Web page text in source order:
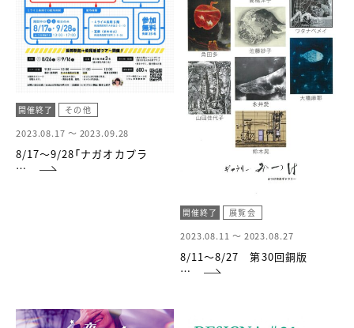
開催終了 その他
2023.08.17 ～ 2023.09.28
8/17～9/28「ナガオカプラ
…
開催終了 展覧会
2023.08.11 ～ 2023.08.27
8/11～8/27 第30回銅版
…